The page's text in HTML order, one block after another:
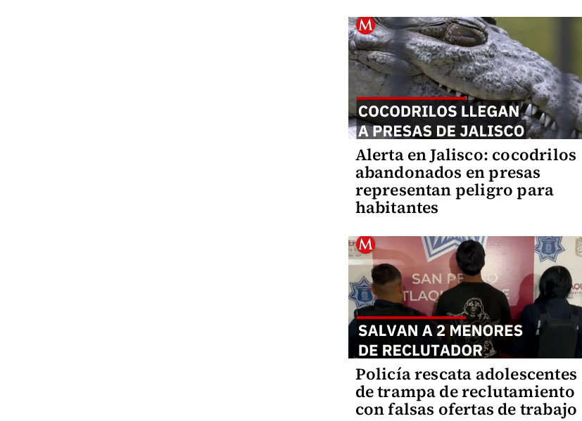
Alerta en Jalisco: cocodrilos
abandonados en presas
representan peligro para
habitantes
Policía rescata adolescentes
de trampa de reclutamiento
con falsas ofertas de trabajo